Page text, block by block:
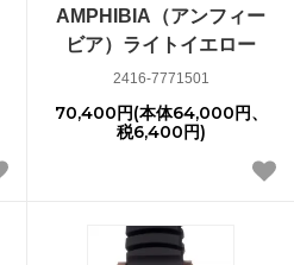
AMPHIBIA（アンフィー
ビア）ライトイエロー
2416-7771501
70,400円(本体64,000円、
税6,400円)